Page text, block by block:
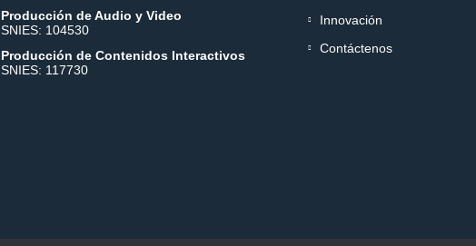
Producción de Audio y Video
SNIES: 104530
Producción de Contenidos Interactivos
SNIES: 117730
Innovación
Contáctenos